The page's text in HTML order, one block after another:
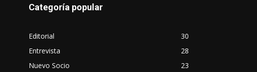
Categoría popular
Editorial
30
Entrevista
28
Nuevo Socio
23